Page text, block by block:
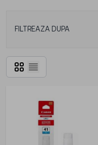
FILTREAZA DUPA
Grilă
Listă